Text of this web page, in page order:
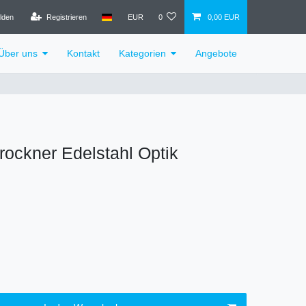
Registrieren EUR 0 0,00 EUR
uns Kontakt Kategorien Angebote
Edelstahl Optik